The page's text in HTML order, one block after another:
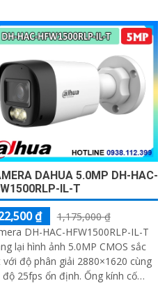
DAHUA 5.0MP DH-HAC-
IL-T
₫
1,175,000 ₫
DH-HAC-HFW1500RLP-IL-T
lại hình ảnh 5.0MP CMOS sắc
với độ phân giải 2880×1620 cùng
25fps ổn định. Ống kính cố